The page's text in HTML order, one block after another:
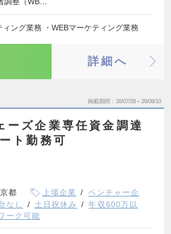
ィング業務 ・WEBマーケティング業務
詳細へ
掲載期間 26/07/28～26/08/10
ーズ企業専任資金調達
ト勤務可
都 上場企業
ベンチャー企
なし 土日祝休み
年収600万以
ーク可能